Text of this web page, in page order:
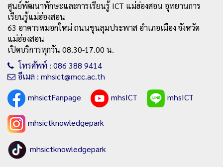
ศูนย์พัฒนาทักษะและการเรียนรู้ ICT แม่ฮ่องสอน อุทยานการ
เรียนรู้แม่ฮ่องสอน
63 อาคารหมอกใหม่ ถนนขุนลุมประพาส อำเภอเมือง จังหวัด
แม่ฮ่องสอน
เปิดบริการทุกวัน 08.30-17.00 น.
โทรศัพท์ : 086 388 9414
อีเมล : mhsict@mcc.ac.th
mhsictFanpage
mhsICT mhsICT
mhsictknowledgepark
mhsictknowledgepark